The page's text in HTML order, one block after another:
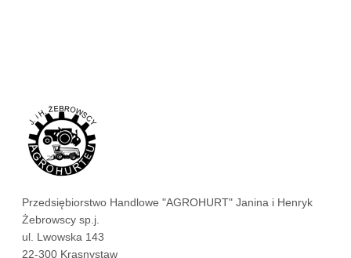
Przedsiębiorstwo Handlowe "AGROHURT" Janina i Henryk
Żebrowscy sp.j.
ul. Lwowska 143
22-300 Krasnystaw